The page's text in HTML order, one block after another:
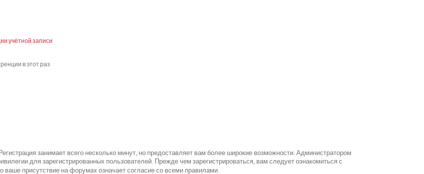
учётной записи
в этот раз
занимает всего несколько минут, но предоставляет вам более широкие возможности. Администратором
для зарегистрированных пользователей. Прежде чем зарегистрироваться, вам следует ознакомиться с
присутствие на форумах означает согласие со всеми правилами.